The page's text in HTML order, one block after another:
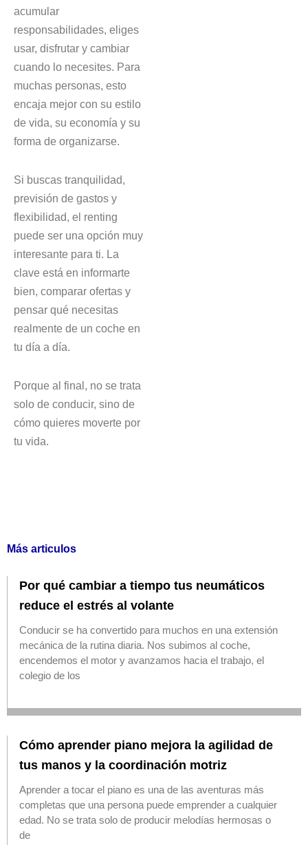
acumular
responsabilidades, eliges
usar, disfrutar y cambiar
cuando lo necesites. Para
muchas personas, esto
encaja mejor con su estilo
de vida, su economía y su
forma de organizarse.
Si buscas tranquilidad,
previsión de gastos y
flexibilidad, el renting
puede ser una opción muy
interesante para ti. La
clave está en informarte
bien, comparar ofertas y
pensar qué necesitas
realmente de un coche en
tu día a día.
Porque al final, no se trata
solo de conducir, sino de
cómo quieres moverte por
tu vida.
Más articulos
Por qué cambiar a tiempo tus neumáticos
reduce el estrés al volante
Conducir se ha convertido para muchos en una extensión
mecánica de la rutina diaria. Nos subimos al coche,
encendemos el motor y avanzamos hacia el trabajo, el
colegio de los
Cómo aprender piano mejora la agilidad de
tus manos y la coordinación motriz
Aprender a tocar el piano es una de las aventuras más
completas que una persona puede emprender a cualquier
edad. No se trata solo de producir melodías hermosas o
de